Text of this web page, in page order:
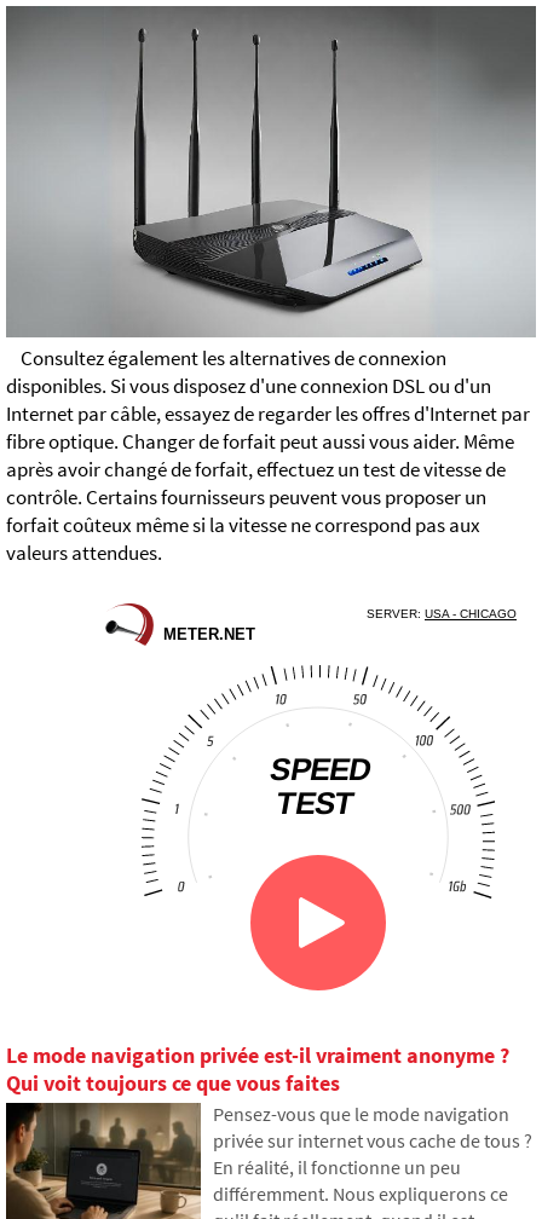
Consultez également les alternatives de connexion
disponibles. Si vous disposez d'une connexion DSL ou d'un
Internet par câble, essayez de regarder les offres d'Internet par
fibre optique. Changer de forfait peut aussi vous aider. Même
après avoir changé de forfait, effectuez un test de vitesse de
contrôle. Certains fournisseurs peuvent vous proposer un
forfait coûteux même si la vitesse ne correspond pas aux
valeurs attendues.
Le mode navigation privée est-il vraiment anonyme ?
Qui voit toujours ce que vous faites
Pensez-vous que le mode navigation
privée sur internet vous cache de tous ?
En réalité, il fonctionne un peu
différemment. Nous expliquerons ce